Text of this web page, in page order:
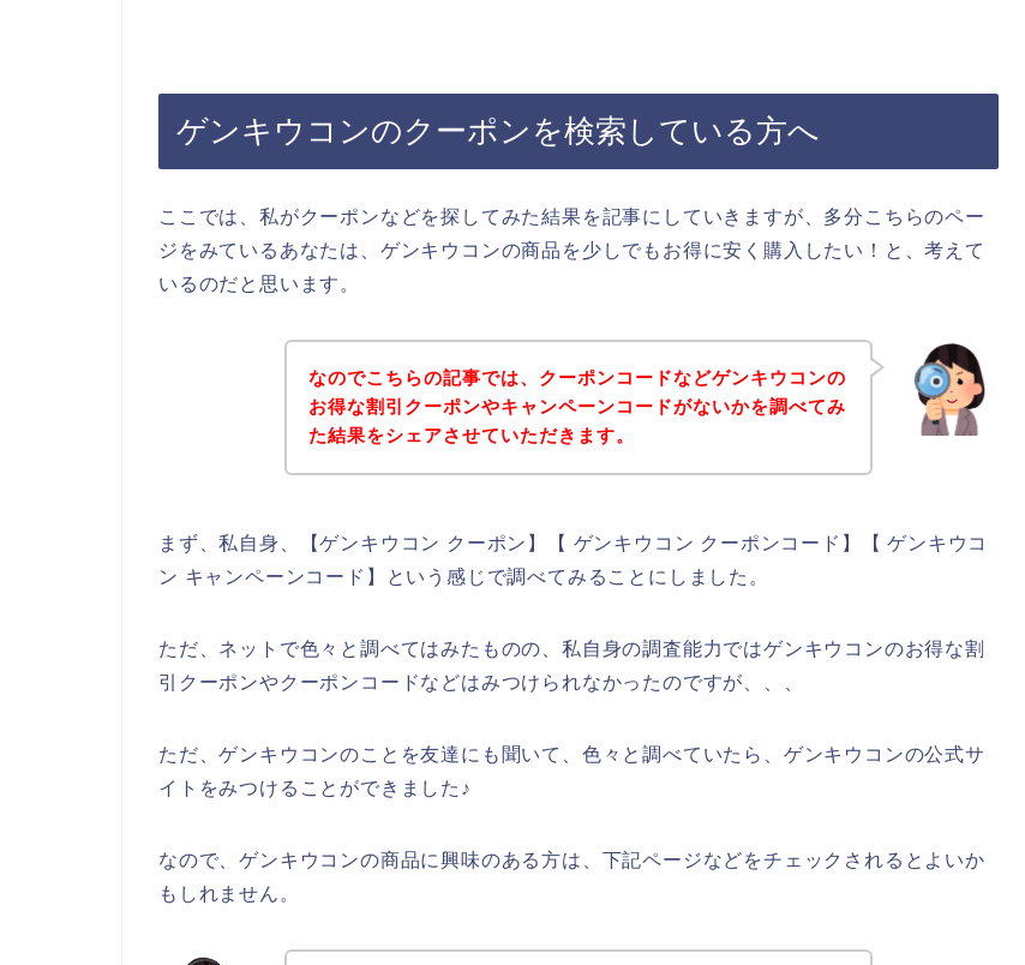
ゲンキウコンのクーポンを検索している方へ
ここでは、私がクーポンなどを探してみた結果を記事にしていきますが、多分こちらのペー
ジをみているあなたは、ゲンキウコンの商品を少しでもお得に安く購入したい！と、考えて
いるのだと思います。
なのでこちらの記事では、クーポンコードなどゲンキウコンの
お得な割引クーポンやキャンペーンコードがないかを調べてみ
た結果をシェアさせていただきます。
まず、私自身、【ゲンキウコン クーポン】【 ゲンキウコン クーポンコード】【 ゲンキウコ
ン キャンペーンコード】という感じで調べてみることにしました。
ただ、ネットで色々と調べてはみたものの、私自身の調査能力ではゲンキウコンのお得な割
引クーポンやクーポンコードなどはみつけられなかったのですが、、、
ただ、ゲンキウコンのことを友達にも聞いて、色々と調べていたら、ゲンキウコンの公式サ
イトをみつけることができました♪
なので、ゲンキウコンの商品に興味のある方は、下記ページなどをチェックされるとよいか
もしれません。